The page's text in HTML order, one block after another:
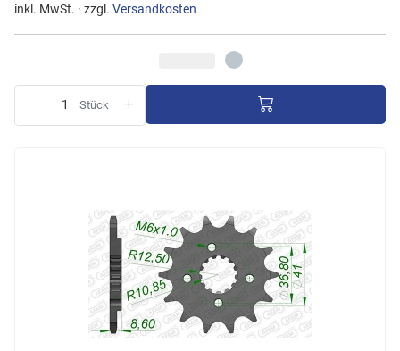
inkl. MwSt. · zzgl. Versandkosten
Stück